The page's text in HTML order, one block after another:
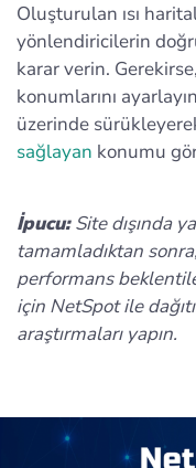
Oluşturulan ısı
yönlendiricilerin
karar verin.
konumlarını
üzerinde
sağlayan konumu
İpucu:Site dışında
tamamladıktan
performans
için NetSpot ile
araştırmaları yapın.